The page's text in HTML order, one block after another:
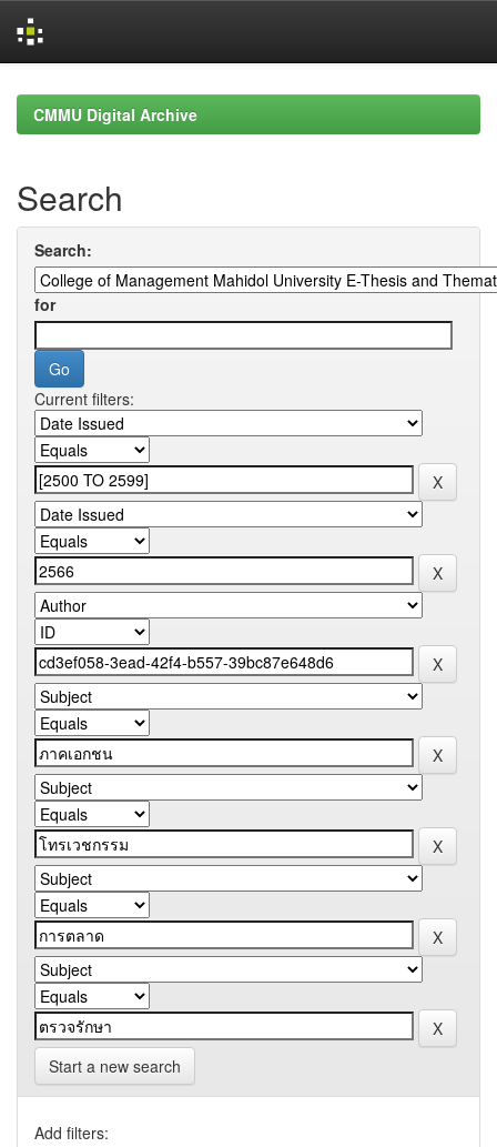
navigationCMMU Digital Archive
Search
Search:
for
Current filters:
Start a new search
Add filters: